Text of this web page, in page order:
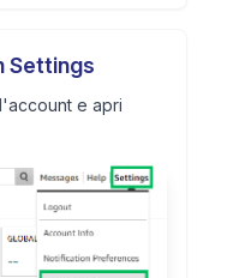
Settings
e apri